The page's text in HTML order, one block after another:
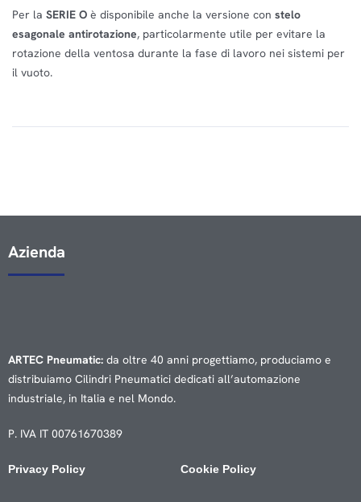
Per la SERIE O è disponibile anche la versione con stelo
esagonale antirotazione, particolarmente utile per evitare la
rotazione della ventosa durante la fase di lavoro nei sistemi per
il vuoto.
Azienda
ARTEC Pneumatic: da oltre 40 anni progettiamo, produciamo e
distribuiamo Cilindri Pneumatici dedicati all’automazione
industriale, in Italia e nel Mondo.
P. IVA IT 00761670389
Privacy Policy Cookie Policy